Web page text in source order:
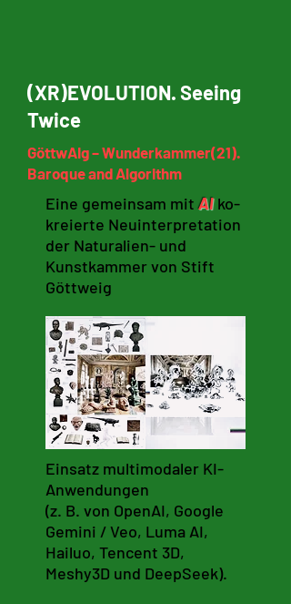
(XR)EVOLUTION. Seeing
Twice
GöttwAIg – Wunderkammer(21).
Baroque and Algorithm
Eine gemeinsam mitAIko-
kreierte Neuinterpretation
der Naturalien- und
Kunstkammer von Stift
Göttweig
Einsatz multimodaler KI-
Anwendungen
(z. B. von OpenAI, Google
Gemini / Veo, Luma AI,
Hailuo, Tencent 3D,
Meshy3D und DeepSeek).